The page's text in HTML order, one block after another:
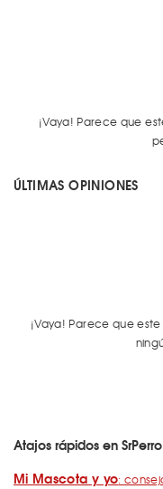
¡Vaya! Parece que
ÚLTIMAS OPINIONES
¡Vaya! Parece que
Atajos rápidos en SrPerro
Mi Mascota y yo: